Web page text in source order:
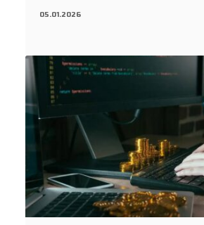
05.01.2026